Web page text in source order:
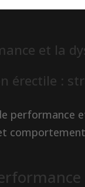
et la
érectile :
performance